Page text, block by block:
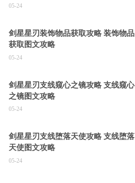
05-24
剑星星刃装饰物品获取攻略 装饰物品
获取图文攻略
05-24
剑星星刃支线窥心之镜攻略 支线窥心
之镜图文攻略
05-24
剑星星刃支线堕落天使攻略 支线堕落
天使图文攻略
05-24